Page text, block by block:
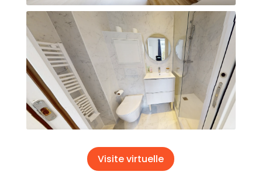
Visite virtuelle